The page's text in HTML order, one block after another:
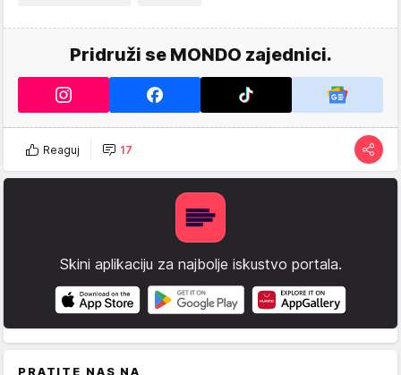
Pridruži se MONDO zajednici.
Reaguj 17
Skini aplikaciju za najbolje iskustvo portala.
PRATITE NAS NA